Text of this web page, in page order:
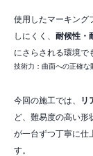
使用したマーキング
しにくく、 耐候性・
にさらされる環境で
技術力：曲面への正確な
今回の施工では、 リ
ど、難易度の高い形
が一台ずつ丁寧に仕
す。